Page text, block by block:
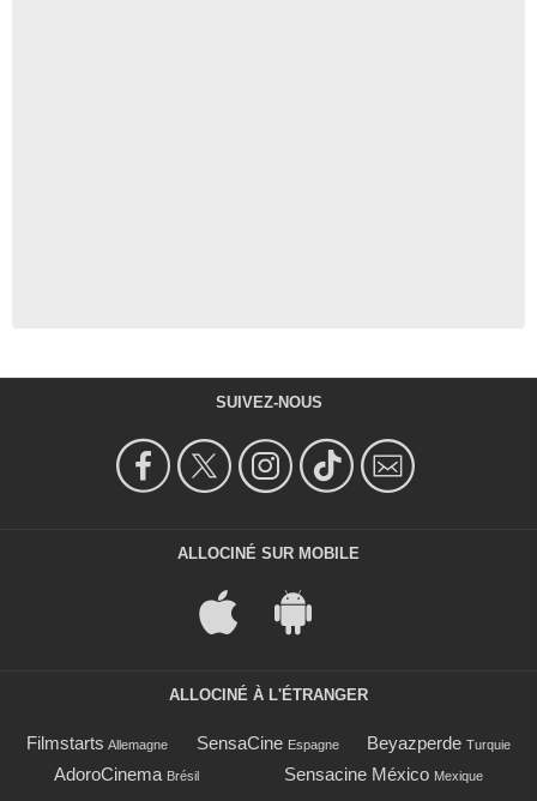
SUIVEZ-NOUS
ALLOCINÉ SUR MOBILE
ALLOCINÉ À L'ÉTRANGER
Filmstarts Allemagne SensaCine Espagne Beyazperde Turquie
AdoroCinema Brésil Sensacine México Mexique